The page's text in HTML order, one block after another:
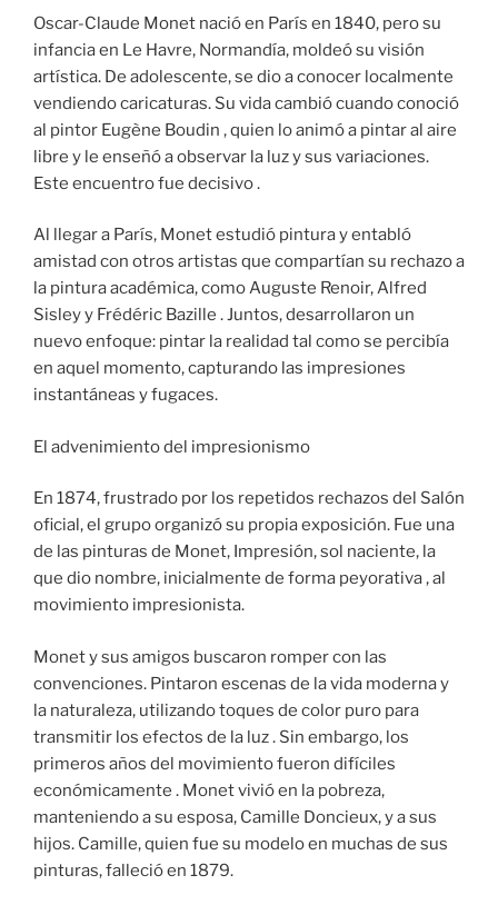
Oscar-Claude Monet nació en París en 1840, pero su
infancia en Le Havre, Normandía, moldeó su visión
artística. De adolescente, se dio a conocer localmente
vendiendo caricaturas. Su vida cambió cuando conoció
al pintor Eugène Boudin , quien lo animó a pintar al aire
libre y le enseñó a observar la luz y sus variaciones.
Este encuentro fue decisivo .
Al llegar a París, Monet estudió pintura y entabló
amistad con otros artistas que compartían su rechazo a
la pintura académica, como Auguste Renoir, Alfred
Sisley y Frédéric Bazille . Juntos, desarrollaron un
nuevo enfoque: pintar la realidad tal como se percibía
en aquel momento, capturando las impresiones
instantáneas y fugaces.
El advenimiento del impresionismo
En 1874, frustrado por los repetidos rechazos del Salón
oficial, el grupo organizó su propia exposición. Fue una
de las pinturas de Monet, Impresión, sol naciente, la
que dio nombre, inicialmente de forma peyorativa , al
movimiento impresionista.
Monet y sus amigos buscaron romper con las
convenciones. Pintaron escenas de la vida moderna y
la naturaleza, utilizando toques de color puro para
transmitir los efectos de la luz . Sin embargo, los
primeros años del movimiento fueron difíciles
económicamente . Monet vivió en la pobreza,
manteniendo a su esposa, Camille Doncieux, y a sus
hijos. Camille, quien fue su modelo en muchas de sus
pinturas, falleció en 1879.